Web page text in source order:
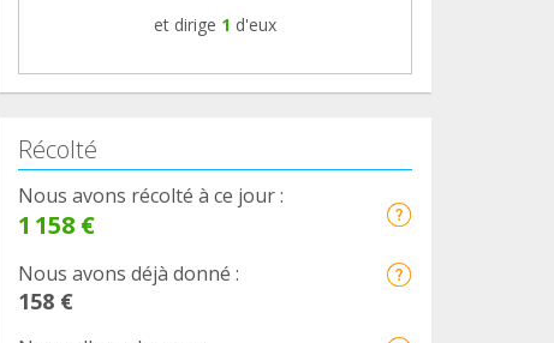
et dirige 1 d'eux
Récolté
Nous avons récolté à ce jour :
1 158 €
Nous avons déjà donné :
158 €